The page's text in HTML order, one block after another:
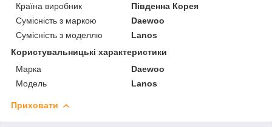
Країна виробник
Південна Корея
Сумісність з маркою
Daewoo
Сумісність з моделлю
Lanos
Користувальницькі характеристики
Марка
Daewoo
Модель
Lanos
Приховати